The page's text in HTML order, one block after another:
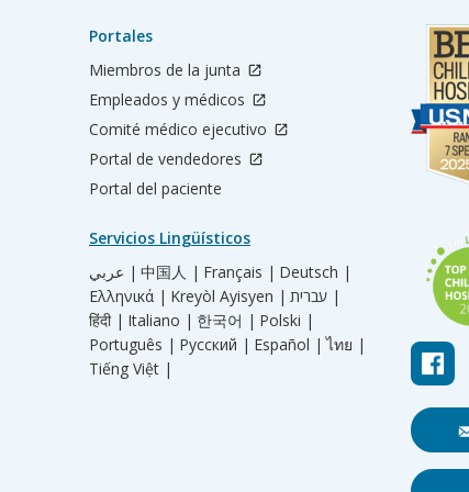
Portales
Miembros de la junta
Empleados y médicos
Comité médico ejecutivo
Portal de vendedores
Portal del paciente
Servicios Lingüísticos
عربي | 中国人 | Français | Deutsch |
Ελληνικά | Kreyòl Ayisyen |
עברית |
हिंदी | Italiano | 한국어 | Polski |
Português | Русский | Español | ไทย |
Tiếng Việt |